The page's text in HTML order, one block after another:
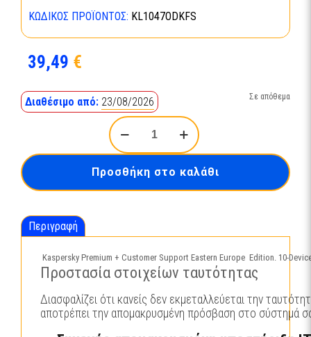
ΚΩΔΙΚΌΣ ΠΡΟΪΌΝΤΟΣ: KL1047ODKFS
39,49 €
Διαθέσιμο από: 23/08/2026 Σε απόθεμα
Kaspersky
Premium
+
Support
Eastern
1
year
Base
Download
Pack
ποσότητα
Προσθήκη στο καλάθι
Περιγραφή
Kaspersky Premium + Customer Support Eastern Europe Edition. 10-
Προστασία στοιχείων ταυτότητας
Διασφαλίζει ότι κανείς δεν εκμεταλλεύεται την
αποτρέπει την απομακρυσμένη πρόσβαση στο σύστημά